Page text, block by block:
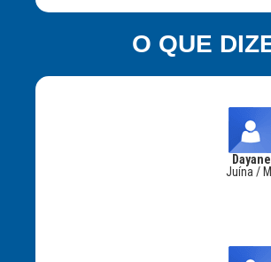
O QUE
Dayane
Juína /